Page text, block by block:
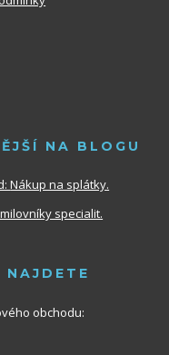
NA BLOGU
Nákup na splátky.
specialit.
NAJDETE
obchodu: